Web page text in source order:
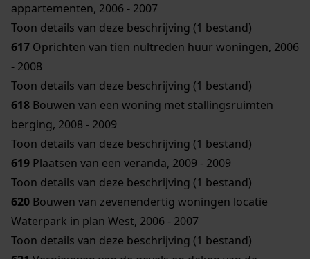
appartementen, 2006 - 2007
Toon details van deze beschrijving (1 bestand)
617 Oprichten van tien nultreden huur woningen, 2006
- 2008
Toon details van deze beschrijving (1 bestand)
618 Bouwen van een woning met stallingsruimten
berging, 2008 - 2009
Toon details van deze beschrijving (1 bestand)
619 Plaatsen van een veranda, 2009 - 2009
Toon details van deze beschrijving (1 bestand)
620 Bouwen van zevenendertig woningen locatie
Waterpark in plan West, 2006 - 2007
Toon details van deze beschrijving (1 bestand)